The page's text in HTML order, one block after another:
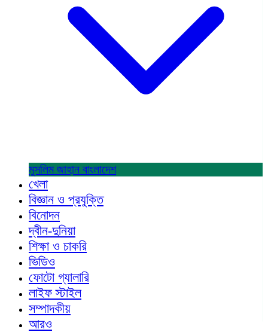
মুসলিম জাহান বাংলাদেশ
খেলা
বিজ্ঞান ও প্রযুক্তি
বিনোদন
দ্বীন-দুনিয়া
শিক্ষা ও চাকরি
ভিডিও
ফোটো গ্যালারি
লাইফ স্টাইল
সম্পাদকীয়
আরও